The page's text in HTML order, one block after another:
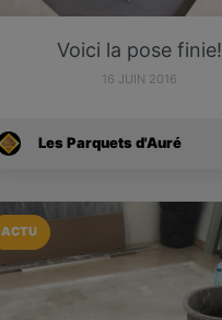
Voici la pose finie!
16 JUIN 2016
Les Parquets d'Auré
ACTU